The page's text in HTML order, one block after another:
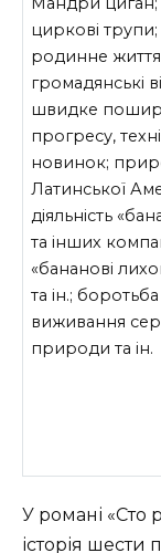
циркові трупи;
родинне життя
громадянські
швидке
прогресу,
новинок;
Латинської
діяльність
та інших
«бананові
та ін.; боротьба
виживання
природи та ін.
У романі «Сто
історія шести